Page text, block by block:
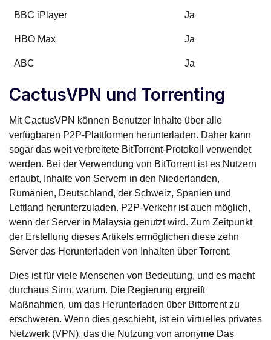
BBC iPlayer Ja
HBO Max Ja
ABC Ja
CactusVPN und Torrenting
Mit CactusVPN können Benutzer Inhalte über alle
verfügbaren P2P-Plattformen herunterladen. Daher kann
sogar das weit verbreitete BitTorrent-Protokoll verwendet
werden. Bei der Verwendung von BitTorrent ist es Nutzern
erlaubt, Inhalte von Servern in den Niederlanden,
Rumänien, Deutschland, der Schweiz, Spanien und
Lettland herunterzuladen. P2P-Verkehr ist auch möglich,
wenn der Server in Malaysia genutzt wird. Zum Zeitpunkt
der Erstellung dieses Artikels ermöglichen diese zehn
Server das Herunterladen von Inhalten über Torrent.
Dies ist für viele Menschen von Bedeutung, und es macht
durchaus Sinn, warum. Die Regierung ergreift
Maßnahmen, um das Herunterladen über Bittorrent zu
erschweren. Wenn dies geschieht, ist ein virtuelles privates
Netzwerk (VPN), das die Nutzung von anonyme Das